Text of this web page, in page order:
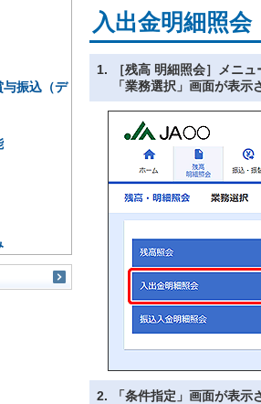
与振込（デ
入出金明細照会
1.
［残高 明細照会］メニ
「業務選択」画面が表
2.
「条件指定」画面が表示